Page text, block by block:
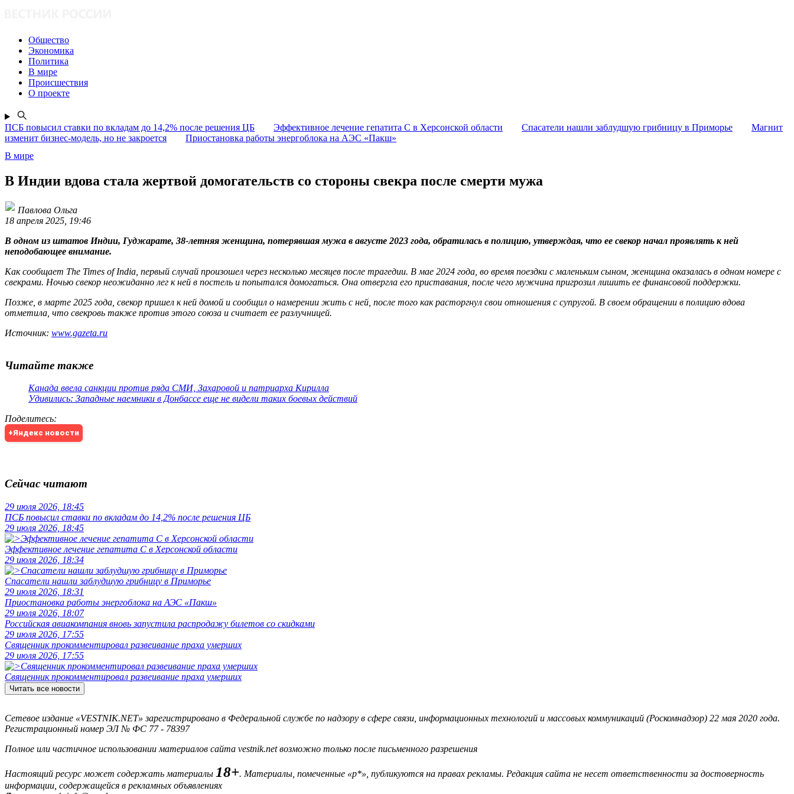
Общество
Экономика
Политика
В мире
Происшествия
О проекте
ПСБ повысил ставки по вкладам до 14,2% после решения ЦБ Эффективное лечение гепатита C в Херсонской области Спасатели нашли заблудшую грибницу в Приморье
Магнит
изменит бизнес-модель, но не закроется
Приостановка работы энергоблока на АЭС «Пакш»
В мире
В Индии вдова стала жертвой домогательств со стороны свекра после смерти мужа
Павлова Ольга
18 апреля 2025, 19:46
В одном из штатов Индии, Гуджарате, 38-летняя женщина, потерявшая мужа в августе 2023 года, обратилась в полицию, утверждая, что ее свекор начал проявлять к ней
неподобающее внимание.
Как сообщает The Times of India, первый случай произошел через несколько месяцев после трагедии. В мае 2024 года, во время поездки с маленьким сыном, женщина оказалась в одном номере с
свекрами. Ночью свекор неожиданно лег к ней в постель и попытался домогаться. Она отвергла его приставания, после чего мужчина пригрозил лишить ее финансовой поддержки.
Позже, в марте 2025 года, свекор пришел к ней домой и сообщил о намерении жить с ней, после того как расторгнул свои отношения с супругой. В своем обращении в полицию вдова
отметила, что свекровь также против этого союза и считает ее разлучницей.
Источник: www.gazeta.ru
Читайте также
Канада ввела санкции против ряда СМИ, Захаровой и патриарха Кирилла
Удивились: Западные наемники в Донбассе еще не видели таких боевых действий
Поделитесь:
+Яндекс новости
Сейчас читают
29 июля 2026, 18:45
ПСБ повысил ставки по вкладам до 14,2% после решения ЦБ
29 июля 2026, 18:45
Эффективное лечение гепатита C в Херсонской области
29 июля 2026, 18:34
Спасатели нашли заблудшую грибницу в Приморье
29 июля 2026, 18:31
Приостановка работы энергоблока на АЭС «Пакш»
29 июля 2026, 18:07
Российская авиакомпания вновь запустила распродажу билетов со скидками
29 июля 2026, 17:55
Священник прокомментировал развеивание праха умерших
29 июля 2026, 17:55
Священник прокомментировал развеивание праха умерших
Читать все новости
Сетевое издание «VESTNIK.NET» зарегистрировано в Федеральной службе по надзору в сфере связи, информационных технологий и массовых коммуникаций (Роскомнадзор) 22 мая 2020 года.
Регистрационный номер ЭЛ № ФС 77 - 78397
Полное или частичное использовании материалов сайта vestnik.net возможно только после письменного разрешения
Настоящий ресурс может содержать материалы 18+. Материалы, помеченные «р*», публикуются на правах рекламы. Редакция сайта не несет ответственности за достоверность
информации, содержащейся в рекламных объявлениях